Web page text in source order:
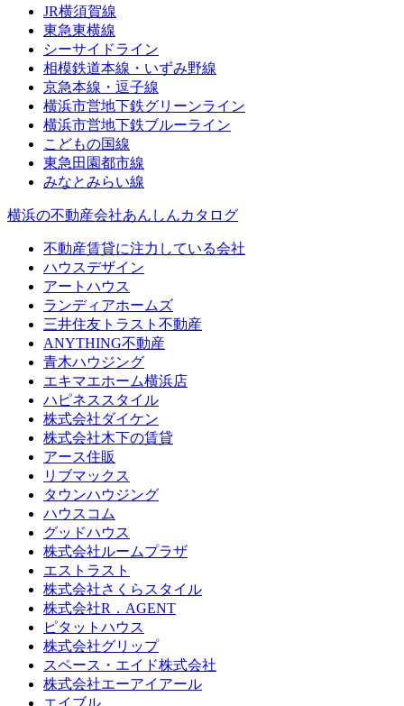
JR横須賀線
東急東横線
シーサイドライン
相模鉄道本線・いずみ野線
京急本線・逗子線
横浜市営地下鉄グリーンライン
横浜市営地下鉄ブルーライン
こどもの国線
東急田園都市線
みなとみらい線
横浜の不動産会社あんしんカタログ
不動産賃貸に注力している会社
ハウスデザイン
アートハウス
ランディアホームズ
三井住友トラスト不動産
ANYTHING不動産
青木ハウジング
エキマエホーム横浜店
ハピネススタイル
株式会社ダイケン
株式会社木下の賃貸
アース住販
リブマックス
タウンハウジング
ハウスコム
グッドハウス
株式会社ルームプラザ
エストラスト
株式会社さくらスタイル
株式会社R．AGENT
ピタットハウス
株式会社グリップ
スペース・エイド株式会社
株式会社エーアイアール
エイブル